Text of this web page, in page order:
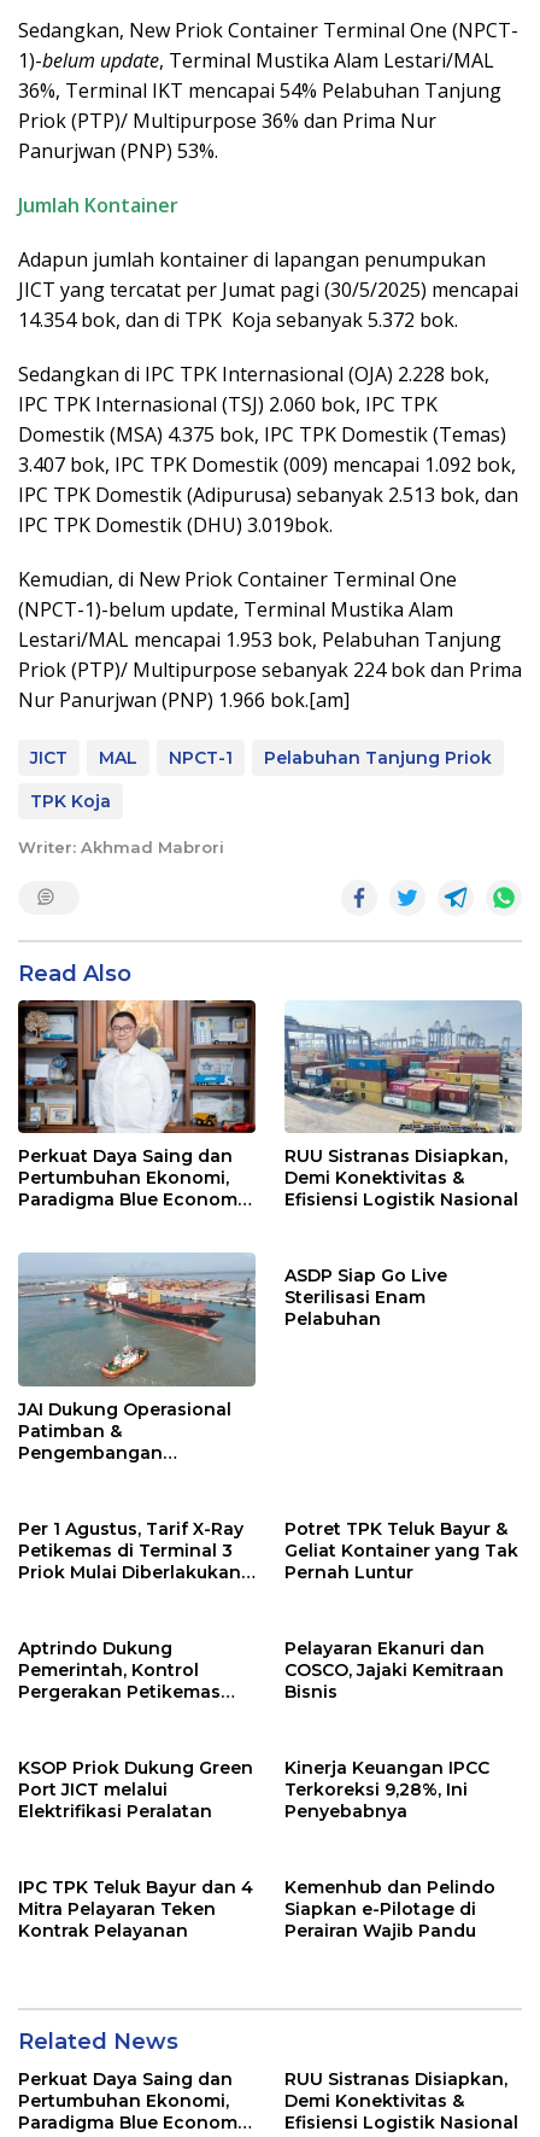
Sedangkan, New Priok Container Terminal One (NPCT-
1)-belum update, Terminal Mustika Alam Lestari/MAL
36%, Terminal IKT mencapai 54% Pelabuhan Tanjung
Priok (PTP)/ Multipurpose 36% dan Prima Nur
Panurjwan (PNP) 53%.
Jumlah Kontainer
Adapun jumlah kontainer di lapangan penumpukan
JICT yang tercatat per Jumat pagi (30/5/2025) mencapai
14.354 bok, dan di TPK Koja sebanyak 5.372 bok.
Sedangkan di IPC TPK Internasional (OJA) 2.228 bok,
IPC TPK Internasional (TSJ) 2.060 bok, IPC TPK
Domestik (MSA) 4.375 bok, IPC TPK Domestik (Temas)
3.407 bok, IPC TPK Domestik (009) mencapai 1.092 bok,
IPC TPK Domestik (Adipurusa) sebanyak 2.513 bok, dan
IPC TPK Domestik (DHU) 3.019bok.
Kemudian, di New Priok Container Terminal One
(NPCT-1)-belum update, Terminal Mustika Alam
Lestari/MAL mencapai 1.953 bok, Pelabuhan Tanjung
Priok (PTP)/ Multipurpose sebanyak 224 bok dan Prima
Nur Panurjwan (PNP) 1.966 bok.[am]
JICT MAL NPCT-1
Pelabuhan Tanjung Priok
TPK Koja
Writer: Akhmad Mabrori
Read Also
Perkuat Daya Saing dan
Pertumbuhan Ekonomi,
Paradigma Blue Economy
RUU Sistranas Disiapkan,
Demi Konektivitas &
Efisiensi Logistik Nasional
JAI Dukung Operasional
Patimban &
Pengembangan
ASDP Siap Go Live
Sterilisasi Enam
Pelabuhan
Per 1 Agustus, Tarif X-Ray
Petikemas di Terminal 3
Priok Mulai Diberlakukan,
Potret TPK Teluk Bayur &
Geliat Kontainer yang Tak
Pernah Luntur
Aptrindo Dukung
Pemerintah, Kontrol
Pergerakan Petikemas
Pelayaran Ekanuri dan
COSCO, Jajaki Kemitraan
Bisnis
KSOP Priok Dukung Green
Port JICT melalui
Elektrifikasi Peralatan
Kinerja Keuangan IPCC
Terkoreksi 9,28%, Ini
Penyebabnya
IPC TPK Teluk Bayur dan 4
Mitra Pelayaran Teken
Kontrak Pelayanan
Kemenhub dan Pelindo
Siapkan e-Pilotage di
Perairan Wajib Pandu
Related News
Perkuat Daya Saing dan
Pertumbuhan Ekonomi,
Paradigma Blue Economy
RUU Sistranas Disiapkan,
Demi Konektivitas &
Efisiensi Logistik Nasional